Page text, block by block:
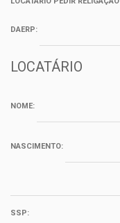
DAERP:
LOCATÁRIO
NOME:
NASCIMENTO:
SSP: